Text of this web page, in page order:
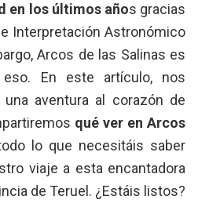
en los últimos años gracias
Interpretación Astronómico
Arcos de las Salinas es
En este artículo, nos
aventura al corazón de
qué ver en Arcos
lo que necesitáis saber
viaje a esta encantadora
de Teruel. ¿Estáis listos?